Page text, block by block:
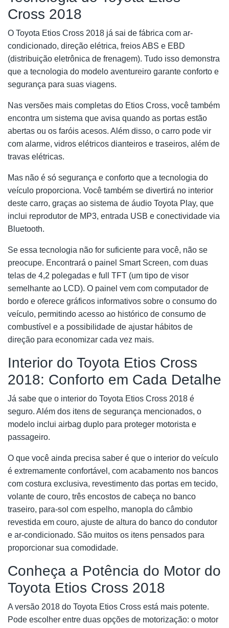
Cross 2018
O Toyota Etios Cross 2018 já sai de fábrica com ar-
condicionado, direção elétrica, freios ABS e EBD
(distribuição eletrônica de frenagem). Tudo isso demonstra
que a tecnologia do modelo aventureiro garante conforto e
segurança para suas viagens.
Nas versões mais completas do Etios Cross, você também
encontra um sistema que avisa quando as portas estão
abertas ou os faróis acesos. Além disso, o carro pode vir
com alarme, vidros elétricos dianteiros e traseiros, além de
travas elétricas.
Mas não é só segurança e conforto que a tecnologia do
veículo proporciona. Você também se divertirá no interior
deste carro, graças ao sistema de áudio Toyota Play, que
inclui reprodutor de MP3, entrada USB e conectividade via
Bluetooth.
Se essa tecnologia não for suficiente para você, não se
preocupe. Encontrará o painel Smart Screen, com duas
telas de 4,2 polegadas e full TFT (um tipo de visor
semelhante ao LCD). O painel vem com computador de
bordo e oferece gráficos informativos sobre o consumo do
veículo, permitindo acesso ao histórico de consumo de
combustível e a possibilidade de ajustar hábitos de
direção para economizar cada vez mais.
Interior do Toyota Etios Cross
2018: Conforto em Cada Detalhe
Já sabe que o interior do Toyota Etios Cross 2018 é
seguro. Além dos itens de segurança mencionados, o
modelo inclui airbag duplo para proteger motorista e
passageiro.
O que você ainda precisa saber é que o interior do veículo
é extremamente confortável, com acabamento nos bancos
com costura exclusiva, revestimento das portas em tecido,
volante de couro, três encostos de cabeça no banco
traseiro, para-sol com espelho, manopla do câmbio
revestida em couro, ajuste de altura do banco do condutor
e ar-condicionado. São muitos os itens pensados para
proporcionar sua comodidade.
Conheça a Potência do Motor do
Toyota Etios Cross 2018
A versão 2018 do Toyota Etios Cross está mais potente.
Pode escolher entre duas opções de motorização: o motor